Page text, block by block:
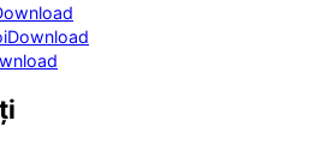
Download